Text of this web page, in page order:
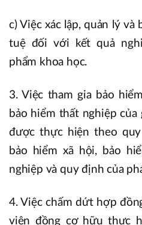
c) Việc xác lập, quản lý
tuệ đối với kết quả
phẩm khoa học.
3. Việc tham gia bảo
bảo hiểm thất nghiệp
được thực hiện theo
bảo hiểm xã hội, bảo
nghiệp và quy định của
4. Việc chấm dứt hợp
viên đồng cơ hữu thực